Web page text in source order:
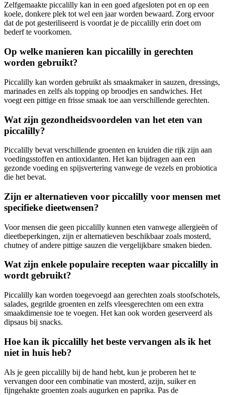
Zelfgemaakte piccalilly kan in een goed afgesloten pot en op een
koele, donkere plek tot wel een jaar worden bewaard. Zorg ervoor
dat de pot gesteriliseerd is voordat je de piccalilly erin doet om
bederf te voorkomen.
Op welke manieren kan piccalilly in gerechten
worden gebruikt?
Piccalilly kan worden gebruikt als smaakmaker in sauzen, dressings,
marinades en zelfs als topping op broodjes en sandwiches. Het
voegt een pittige en frisse smaak toe aan verschillende gerechten.
Wat zijn gezondheidsvoordelen van het eten van
piccalilly?
Piccalilly bevat verschillende groenten en kruiden die rijk zijn aan
voedingsstoffen en antioxidanten. Het kan bijdragen aan een
gezonde voeding en spijsvertering vanwege de vezels en probiotica
die het bevat.
Zijn er alternatieven voor piccalilly voor mensen met
specifieke dieetwensen?
Voor mensen die geen piccalilly kunnen eten vanwege allergieën of
dieetbeperkingen, zijn er alternatieven beschikbaar zoals mosterd,
chutney of andere pittige sauzen die vergelijkbare smaken bieden.
Wat zijn enkele populaire recepten waar piccalilly in
wordt gebruikt?
Piccalilly kan worden toegevoegd aan gerechten zoals stoofschotels,
salades, gegrilde groenten en zelfs vleesgerechten om een extra
smaakdimensie toe te voegen. Het kan ook worden geserveerd als
dipsaus bij snacks.
Hoe kan ik piccalilly het beste vervangen als ik het
niet in huis heb?
Als je geen piccalilly bij de hand hebt, kun je proberen het te
vervangen door een combinatie van mosterd, azijn, suiker en
fijngehakte groenten zoals augurken en paprika. Pas de